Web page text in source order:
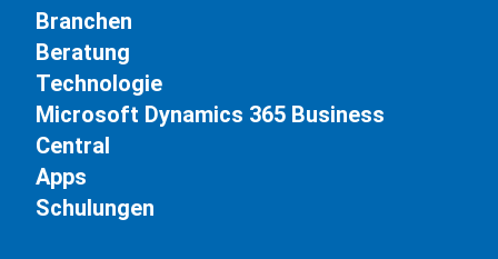
Branchen
Beratung
Technologie
Microsoft Dynamics 365 Business
Central
Apps
Schulungen